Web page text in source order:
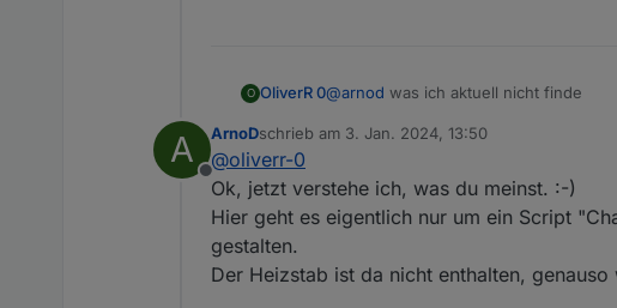
O OliverR 0@arnod was ich aktuell nicht finde
das Heizstab Script
17_Stromzähler_Monat,
Themen :-)
A
Offline
ArnoDschrieb am 3. Jan. 2024, 13:50
zuletzt editiert von
@oliverr-0
Ok, jetzt verstehe ich, was du meinst. :-)
Hier geht es eigentlich nur um ein Script
gestalten.
Der Heizstab ist da nicht enthalten,